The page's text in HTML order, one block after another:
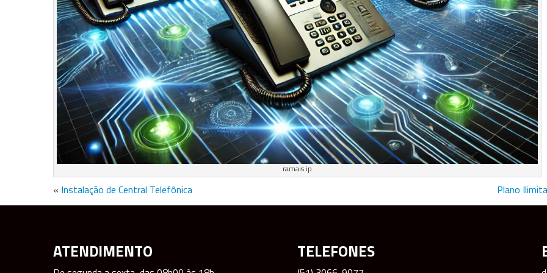
ramais ip
« Instalação de Central Telefônica Plano
ATENDIMENTO TELEFONES